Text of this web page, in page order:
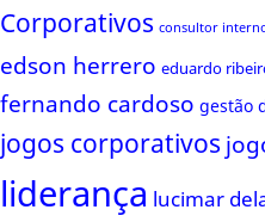
Corporativos consultor
edson herrero eduardo
fernando cardoso gestão
jogos corporativos
liderança lucimar